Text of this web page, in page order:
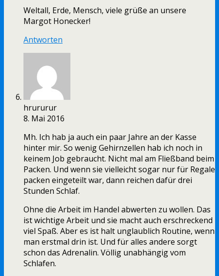
Weltall, Erde, Mensch, viele grüße an unsere
Margot Honecker!
Antworten
hrururur
8. Mai 2016
Mh. Ich hab ja auch ein paar Jahre an der Kasse
hinter mir. So wenig Gehirnzellen hab ich noch in
keinem Job gebraucht. Nicht mal am Fließband beim
Packen. Und wenn sie vielleicht sogar nur für Regale
packen eingeteilt war, dann reichen dafür drei
Stunden Schlaf.
Ohne die Arbeit im Handel abwerten zu wollen. Das
ist wichtige Arbeit und sie macht auch erschreckend
viel Spaß. Aber es ist halt unglaublich Routine, wenn
man erstmal drin ist. Und für alles andere sorgt
schon das Adrenalin. Völlig unabhängig vom
Schlafen.